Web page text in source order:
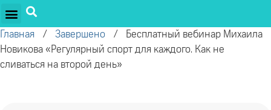
Главная / Завершено /
Бесплатный вебинар Михаила
Новикова «Регулярный спорт для каждого. Как не
сливаться на второй день»